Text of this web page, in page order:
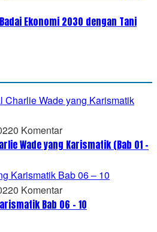
Ekonomi 2030 dengan Tani
0 Komentar
Wade yang Karismatik (Bab 01 –
0 Komentar
Bab 06 – 10